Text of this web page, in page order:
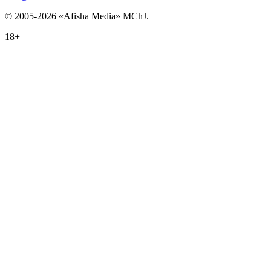
© 2005-2026 «Afisha Media» MChJ.
18+